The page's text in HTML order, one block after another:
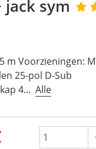
jack sym
m Voorzieningen:
25-pol D-Sub
4... Alle